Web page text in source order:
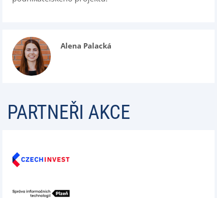
Alena Palacká
PARTNEŘI AKCE